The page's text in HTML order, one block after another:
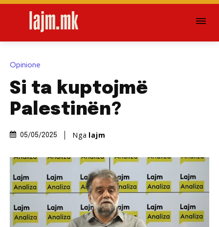
Opinione
Si ta kuptojmë
Palestinën?
05/05/2025 Nga lajm